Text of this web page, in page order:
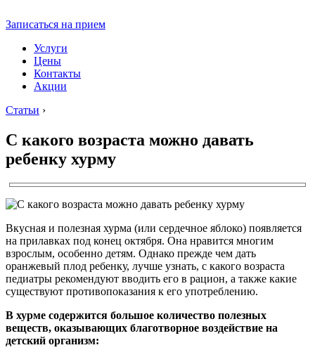
Записаться на прием
Услуги
Цены
Контакты
Акции
Статьи ›
С какого возраста можно давать
ребенку хурму
Вкусная и полезная хурма (или сердечное яблоко) появляется
на прилавках под конец октября. Она нравится многим
взрослым, особенно детям. Однако прежде чем дать
оранжевый плод ребенку, лучше узнать, с какого возраста
педиатры рекомендуют вводить его в рацион, а также какие
существуют противопоказания к его употреблению.
В хурме содержится большое количество полезных
веществ, оказывающих благотворное воздействие на
детский организм: